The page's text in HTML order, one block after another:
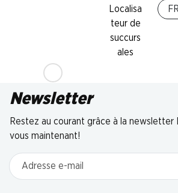
Localisa
teur de
succurs
ales
FR
Newsletter
Restez au courant grâce à la newsletter
vous maintenant!
Adresse e-mail